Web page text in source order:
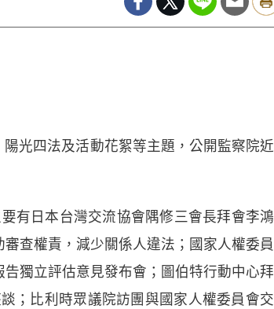
光四法及活動花絮等主題，公開監察院近
有日本台灣交流協會隅修三會長拜會李鴻
查權責，減少關係人違法；國家人權委員
獨立評估意見發布會；圖伯特行動中心拜
；比利時眾議院訪團與國家人權委員會交